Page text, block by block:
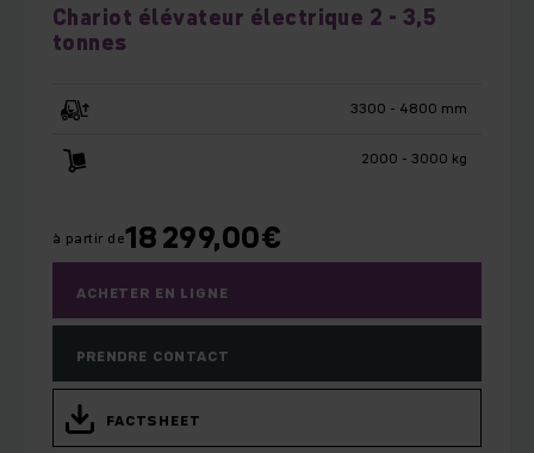
Chariot élévateur électrique 2 - 3,5
tonnes
3300 - 4800 mm
2000 - 3000 kg
à partir de €
18 299,00
ACHETER EN LIGNE
PRENDRE CONTACT
FACTSHEET